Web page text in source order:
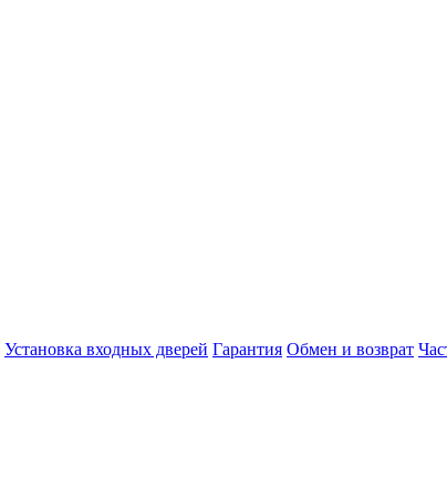
Установка входных дверей Гарантия Обмен и возврат